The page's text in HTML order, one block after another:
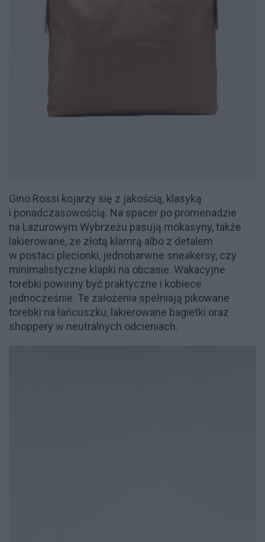
Gino Rossi kojarzy się z jakością, klasyką
i ponadczasowością. Na spacer po promenadzie
na Lazurowym Wybrzeżu pasują mokasyny, także
lakierowane, ze złotą klamrą albo z detalem
w postaci plecionki, jednobarwne sneakersy, czy
minimalistyczne klapki na obcasie. Wakacyjne
torebki powinny być praktyczne i kobiece
jednocześnie. Te założenia spełniają pikowane
torebki na łańcuszku, lakierowane bagietki oraz
shoppery w neutralnych odcieniach.